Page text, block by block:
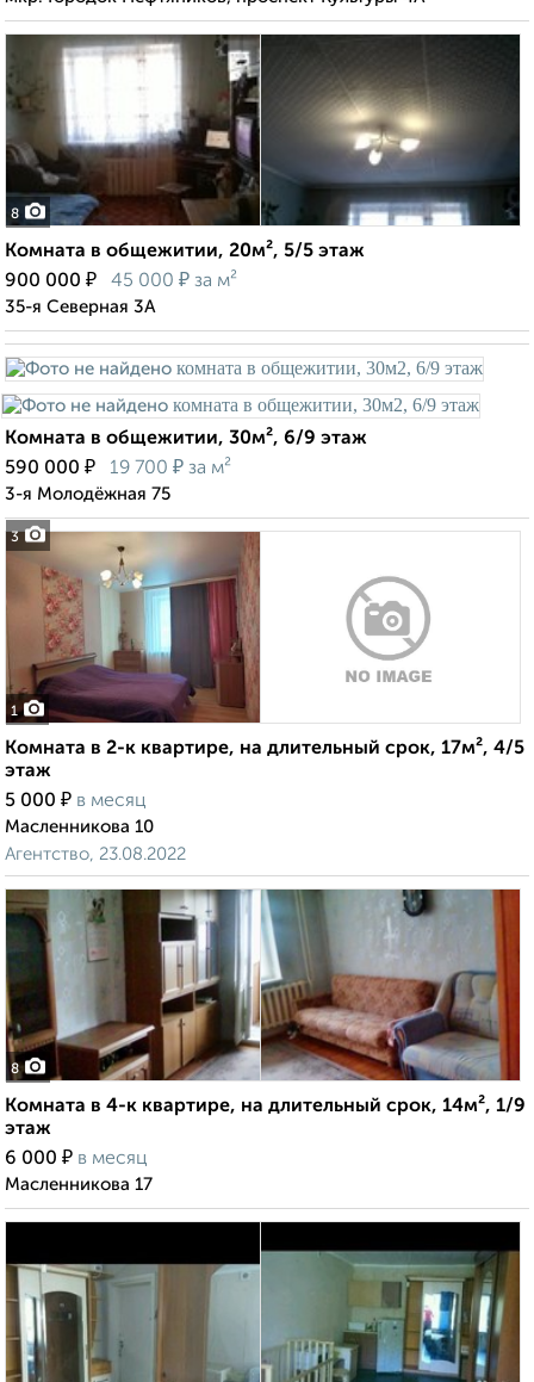
8
Комната в общежитии, 20м², 5/5 этаж
900 000 ₽ 45 000 ₽ за м²
35-я Северная 3А
3
Комната в общежитии, 30м², 6/9 этаж
590 000 ₽ 19 700 ₽ за м²
3-я Молодёжная 75
1
Комната в 2-к квартире, на длительный срок, 17м², 4/5
этаж
5 000 ₽ в месяц
Масленникова 10
Агентство, 23.08.2022
8
Комната в 4-к квартире, на длительный срок, 14м², 1/9
этаж
6 000 ₽ в месяц
Масленникова 17